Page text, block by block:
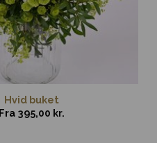
Hvid buket
Fra 395,00 kr.